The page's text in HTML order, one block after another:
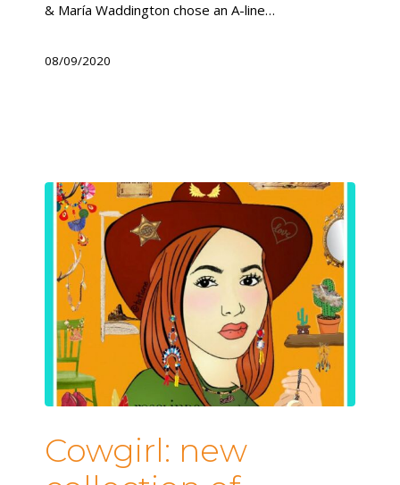
& María Waddington chose an A-line…
08/09/2020
Cowgirl: new